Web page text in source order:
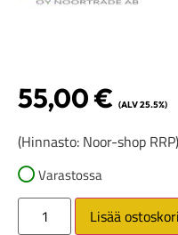
55,00€ (ALV 25.5%)
(Hinnasto: Noor-shop RRP)
Varastossa
Lisää